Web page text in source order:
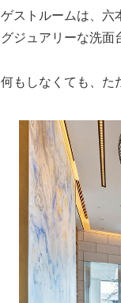
ゲストルームは、六
グジュアリーな洗面
何もしなくても、た